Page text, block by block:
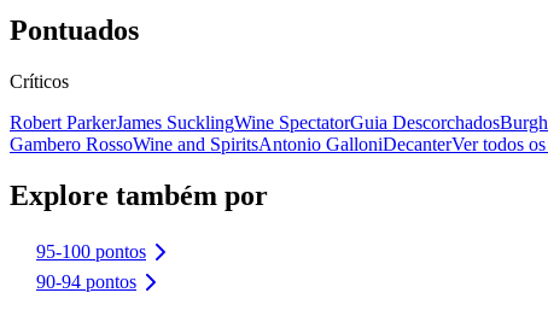
Pontuados
Críticos
Robert ParkerJames SucklingWine SpectatorGuia Descorchados
Gambero RossoWine and SpiritsAntonio GalloniDecanterVer todos
Explore também por
95-100 pontos
90-94 pontos